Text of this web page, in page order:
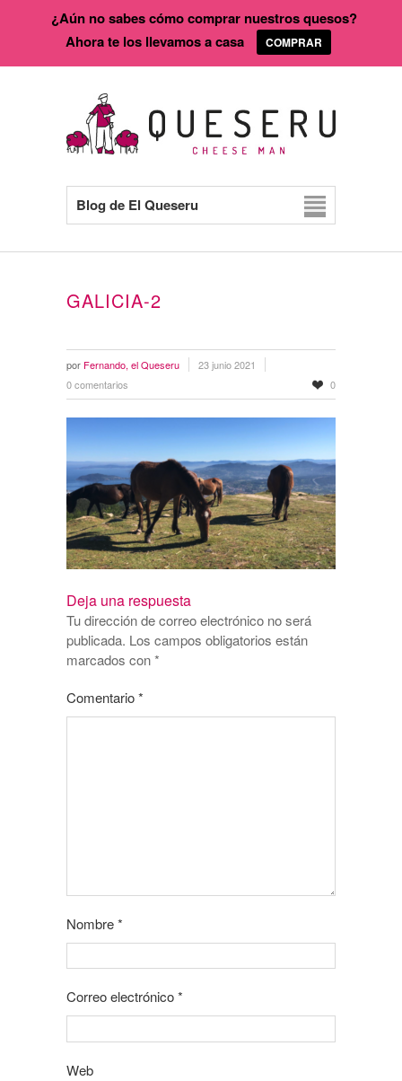
Blog de El Queseru
GALICIA-2
por Fernando, el Queseru
23 junio 2021
0 comentarios
0
Deja una respuesta
Tu dirección de correo electrónico no será
publicada. Los campos obligatorios están
marcados con*
Comentario*
Nombre*
Correo electrónico*
Web
¿Aún no sabes cómo comprar nuestros quesos?
Ahora te los llevamos a casa
COMPRAR